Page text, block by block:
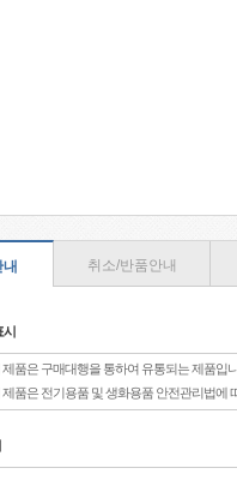
취소/반품안내
시
제품은 구매대행을 통하여 유통되는 제품입
제품은 전기용품 및 생화용품 안전관리법에